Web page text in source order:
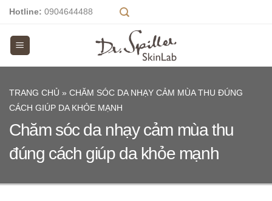
Skip
content
Hotline: 0904644488
TRANG CHỦ » CHĂM SÓC DA NHẠY CẢM MÙA THU ĐÚNG
CÁCH GIÚP DA KHỎE MẠNH
Chăm sóc da nhạy cảm mùa thu
đúng cách giúp da khỏe mạnh